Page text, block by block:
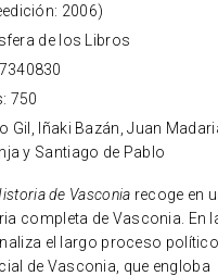
2006)
de los Libros
750
Gil, Iñaki Bazán, Juan
y Santiago de Pablo
de Vasconia recoge en
completa de Vasconia. En
el largo proceso
de Vasconia, que engloba